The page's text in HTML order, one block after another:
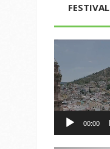
de
vídeo
00:00